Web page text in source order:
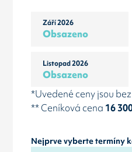
Září 2026
Obsazeno
Listopad 2026
Obsazeno
*Uvedené ceny jsou
** Ceníková cena 16
Nejprve vyberte termíny